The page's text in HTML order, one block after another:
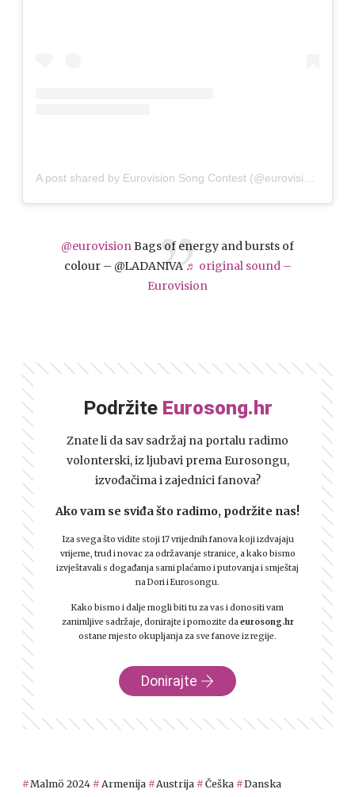
@eurovisionBags of energy and bursts of
colour – @LADANIVA♬ original sound –
Eurovision
Podržite Eurosong.hr
Znate li da sav sadržaj na portalu radimo
volonterski, iz ljubavi prema Eurosongu,
izvođačima i zajednici fanova?
Ako vam se sviđa što radimo, podržite nas!
Iza svega što vidite stoji 17 vrijednih fanova koji izdvajaju
vrijeme, trud i novac za održavanje stranice, a kako bismo
izvještavali s događanja sami plaćamo i putovanja i smještaj
na Dori i Eurosongu.
Kako bismo i dalje mogli biti tu za vas i donositi vam
zanimljive sadržaje, donirajte i pomozite daeurosong.hr
ostane mjesto okupljanja za sve fanove iz regije.
Donirajte
Malmö 2024 Armenija Austrija Češka Danska